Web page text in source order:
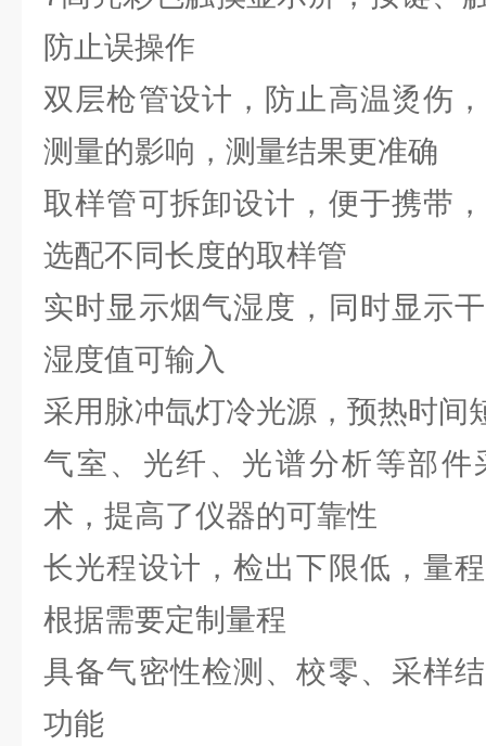
防止误操作
双层枪管设计，防止高温烫伤
测量的影响，测量结果更准确
取样管可拆卸设计，便于携带
选配不同长度的取样管
实时显示烟气湿度，同时显示
湿度值可输入
采用脉冲氙灯冷光源，预热时间
气室、光纤、光谱分析等部件
术，提高了仪器的可靠性
长光程设计，检出下限低，量
根据需要定制量程
具备气密性检测、校零、采样
功能